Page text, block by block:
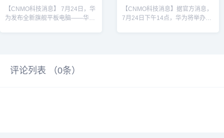
【CNMO科技消息】 7月24日，华
为发布全新旗舰平板电脑——华为
屏幕、手写笔，以及天生会画
【CNMO科技消息】据官方消息，
7月24日下午14点，华为将举办新
评论列表 （0条）